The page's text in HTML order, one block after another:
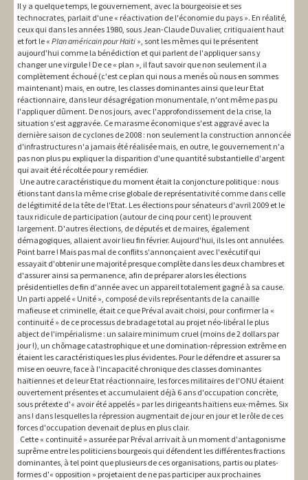
Il y a quelque temps, le gouvernement, avec la bourgeoisie et ses
technocrates, parlait d'une « réactivation de l'économie du pays ». En réalité,
ceux qui dans les années 1980, sous Jean-Claude Duvalier, critiquaient haut
et fort le « Plan américain pour Haïti », sont les mêmes qui le présentent
aujourd'hui comme la bénédiction et qui parlent de l'appliquer sans y
changer une virgule ! De ce « plan », il faut savoir que non seulement il a
complètement échoué (c'est ce plan qui nous a menés où nous en sommes
maintenant) mais, en outre, les classes dominantes ainsi que leur Etat
réactionnaire, dans leur désagrégation monumentale, n'ont même pas pu
l'appliquer dûment. De nos jours, avec l'approfondissement de la crise, la
situation s'est aggravée. Ce marasme économique s'est aggravé avec la
dernière saison de cyclones de 2008 : non seulement la construction annoncée
d'infrastructures n'a jamais été réalisée mais, en outre, le gouvernement n'a
pas non plus pu expliquer la disparition d'une quantité substantielle d'argent
qui avait été récoltée pour y remédier.
Une autre caractéristique du moment était la conjoncture politique : nous
étions tant dans la même crise globale de représentativité comme dans celle
de légitimité de la tête de l'Etat. Les élections pour sénateurs d'avril 2009 et le
taux ridicule de participation (autour de cinq pour cent) le prouvent
largement. D'autres élections, de députés et de maires, également
démagogiques, allaient avoir lieu fin février. Aujourd'hui, ils les ont annulées.
Point barre ! Mais pas mal de conflits s'annonçaient avec l'exécutif qui
essayait d'obtenir une majorité presque complète dans les deux chambres et
d'assurer ainsi sa permanence, afin de préparer alors les élections
présidentielles de fin d'année avec un appareil totalement gagné à sa cause.
Un parti appelé « Unité », composé de vils représentants de la canaille
mafieuse et criminelle, était ce que Préval avait choisi, pour confirmer la «
continuité » de ce processus de bradage total au projet néo-libéral le plus
abject de l'impérialisme : un salaire minimum cruel (moins de 2 dollars par
jour !), un chômage catastrophique et une domination-répression extrême en
étaient les caractéristiques les plus évidentes. Pour le défendre et assurer sa
mise en oeuvre, face à l'incapacité chronique des classes dominantes
haïtiennes et de leur Etat réactionnaire, les forces militaires de l'ONU étaient
ouvertement présentes et accumulaient déjà 6 ans d'occupation concrète,
sous prétexte d'« avoir été appelés » par les dirigeants haïtiens eux-mêmes. Six
ans ! dans lesquelles la répression augmentait de jour en jour et le rôle de ces
forces d'occupation devenait de plus en plus clair.
Cette « continuité » assurée par Préval arrivait à un moment d'antagonisme
suprême entre les politiciens bourgeois qui défendent les différentes fractions
dominantes, à tel point que plusieurs de ces organisations, partis ou plates-
formes d'« opposition » projetaient de ne pas participer aux prochaines